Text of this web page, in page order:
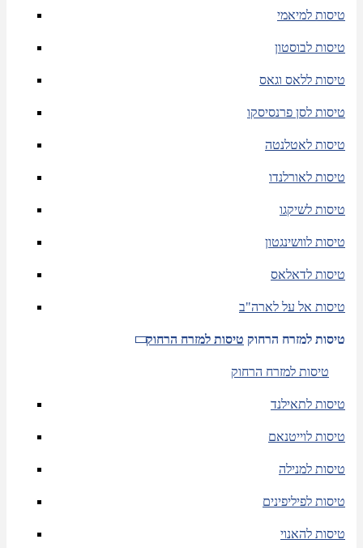
טיסות למיאמי
טיסות לבוסטון
טיסות ללאס וגאס
טיסות לסן פרנסיסקו
טיסות לאטלנטה
טיסות לאורלנדו
טיסות לשיקגו
טיסות לוושינגטון
טיסות לדאלאס
טיסות אל על לארה"ב
טיסות למזרח הרחוק טיסות למזרח הרחוק
טיסות למזרח הרחוק
טיסות לתאילנד
טיסות לוייטנאם
טיסות למנילה
טיסות לפיליפינים
טיסות להאנוי